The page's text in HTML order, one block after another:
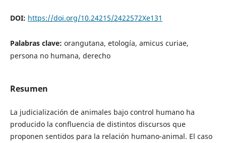
DOI: https://doi.org/10.24215/2422572Xe131
Palabras clave: orangutana, etología, amicus curiae,
persona no humana, derecho
Resumen
La judicialización de animales bajo control humano ha
producido la confluencia de distintos discursos que
proponen sentidos para la relación humano-animal. El caso